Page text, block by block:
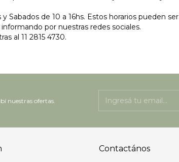
Sabados de 10 a 16hs. Estos horarios pueden ser
por nuestras redes sociales.
al 11 2815 4730.
nuestras ofertas.
Contactános